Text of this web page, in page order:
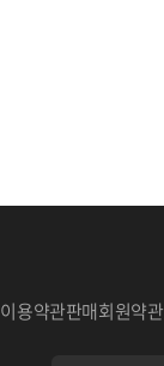
이용약관판매회원약관